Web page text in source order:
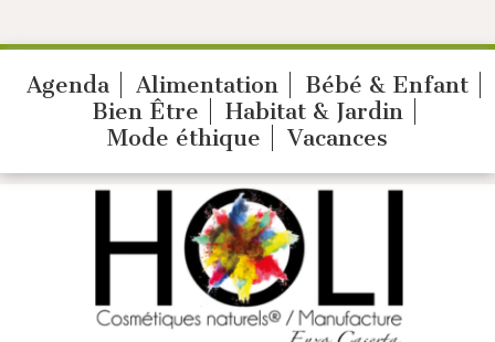
Agenda Alimentation
Bébé & Enfant
Bien Être
Habitat & Jardin
Mode éthique
Vacances